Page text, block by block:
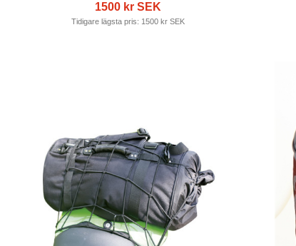
1500 kr SEK
Tidigare lägsta pris: 1500 kr SEK